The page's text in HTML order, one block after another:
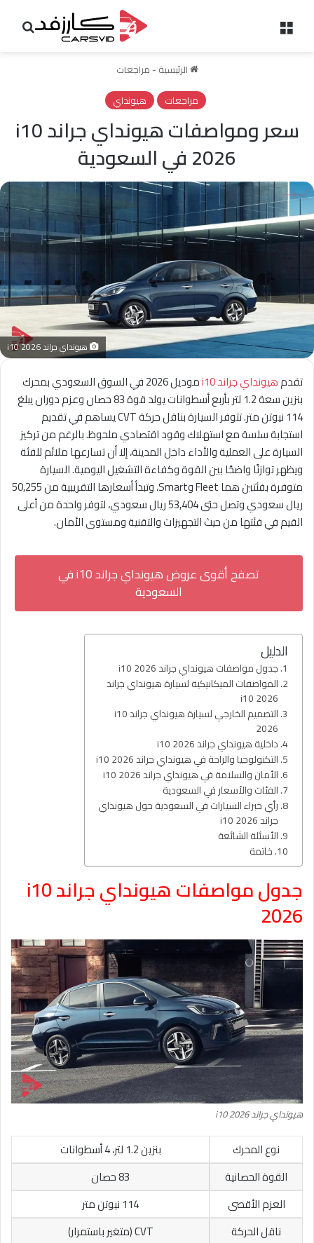
الرئيسية - مراجعات
مراجعات
هيونداي
سعر ومواصفات هيونداي جراند i10
2026 في السعودية
هيونداي جراند i10 2026
تقدمهيونداي جراند i10
موديل 2026 في السوق السعودي بمحرك
بنزين سعة 1.2 لتر بأربع أسطوانات يولد قوة 83 حصان وعزم دوران يبلغ
114 نيوتن متر. تتوفر السيارة بناقل حركة CVT يساهم في تقديم
استجابة سلسة مع استهلاك وقود اقتصادي ملحوظ. بالرغم من تركيز
السيارة على العملية والأداء داخل المدينة، إلا أن تسارعها ملائم للفئة
ويظهر توازنًا واضحًا بين القوة وكفاءة التشغيل اليومية. السيارة
متوفرة بفئتين هما Fleet وSmart، وتبدأ أسعارها التقريبية من 50,255
ريال سعودي وتصل حتى 53,404 ريال سعودي، لتوفر واحدة من أعلى
القيم في فئتها من حيث التجهيزات والتقنية ومستوى الأمان.
تصفح أقوى عروض هيونداي جراند i10 في
السعودية
الدليل
جدول مواصفات هيونداي جراند i10 2026
المواصفات الميكانيكية لسيارة هيونداي جراند
i10 2026
التصميم الخارجي لسيارة هيونداي جراند i10
2026
داخلية هيونداي جراند i10 2026
التكنولوجيا والراحة في هيونداي جراند i10 2026
الأمان والسلامة في هيونداي جراند i10 2026
الفئات والأسعار في السعودية
رأي خبراء السيارات في السعودية حول هيونداي
جراند i10 2026
الأسئلة الشائعة
خاتمة
جدول مواصفات هيونداي جراند i10
2026
هيونداي جراند i10 2026
نوع المحرك
بنزين 1.2 لتر، 4 أسطوانات
القوة الحصانية
83 حصان
العزم الأقصى
114 نيوتن متر
ناقل الحركة
CVT (متغير باستمرار)